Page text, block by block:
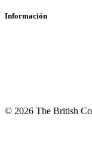
Información
© 2026 The British